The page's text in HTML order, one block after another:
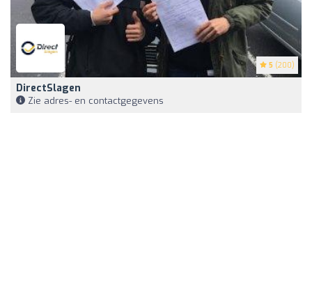
5 (200)
DirectSlagen
Zie adres- en contactgegevens